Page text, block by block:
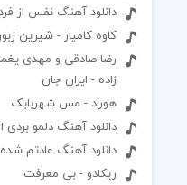
دانلود آهنگ نفس از
کاوه کامیار - شیرین
رضا صادقی و مهدی
زاده - ایرانِ جان
هوراد - مس شهربابک
دانلود آهنگ دلمو
دانلود آهنگ عادتم
ریکادو - بی معرفت